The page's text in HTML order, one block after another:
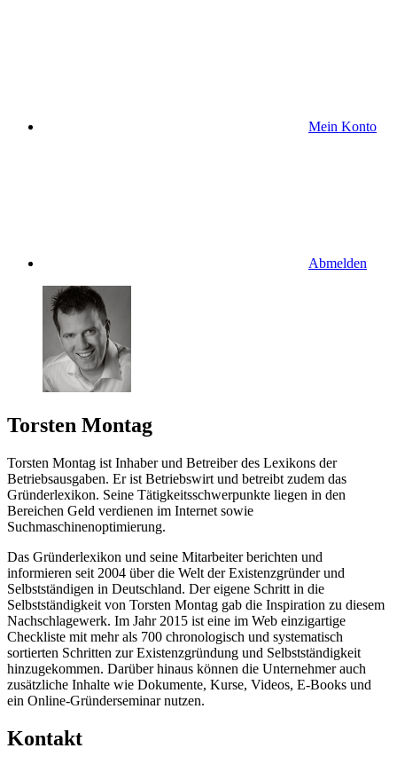
Mein Konto
Abmelden
Torsten Montag
Torsten Montag ist Inhaber und Betreiber des Lexikons der
Betriebsausgaben. Er ist Betriebswirt und betreibt zudem das
Gründerlexikon. Seine Tätigkeitsschwerpunkte liegen in den
Bereichen Geld verdienen im Internet sowie
Suchmaschinenoptimierung.
Das Gründerlexikon und seine Mitarbeiter berichten und
informieren seit 2004 über die Welt der Existenzgründer und
Selbstständigen in Deutschland. Der eigene Schritt in die
Selbstständigkeit von Torsten Montag gab die Inspiration zu diesem
Nachschlagewerk. Im Jahr 2015 ist eine im Web einzigartige
Checkliste mit mehr als 700 chronologisch und systematisch
sortierten Schritten zur Existenzgründung und Selbstständigkeit
hinzugekommen. Darüber hinaus können die Unternehmer auch
zusätzliche Inhalte wie Dokumente, Kurse, Videos, E-Books und
ein Online-Gründerseminar nutzen.
Kontakt